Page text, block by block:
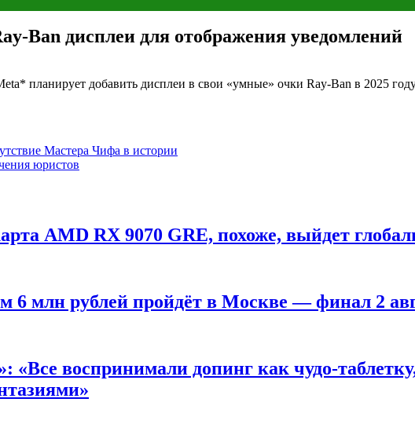
Ban дисплеи для отображения уведомлений
планирует добавить дисплеи в свои «умные» очки Ray-Ban в 2025
Мастера Чифа в истории
юристов
AMD RX 9070 GRE, похоже, выйдет
6 млн рублей пройдёт в Москве — финал 2
воспринимали допинг как чудо-